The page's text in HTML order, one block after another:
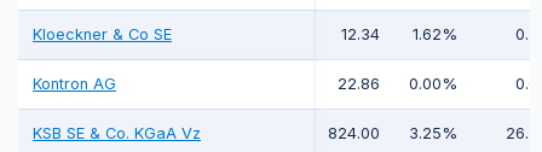
Kloeckner & Co SE 12.34 1.62%
Kontron AG 22.86 0.00%
KSB SE & Co. KGaA Vz 824.00 3.25%